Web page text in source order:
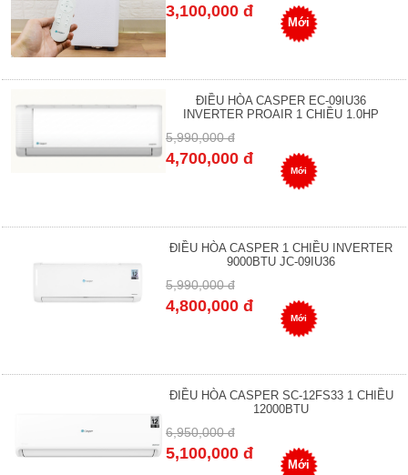
3,100,000 đ
Mới
ĐIỀU HÒA CASPER EC-09IU36
INVERTER PROAIR 1 CHIỀU 1.0HP
5,990,000 đ
4,700,000 đ
Mới
ĐIỀU HÒA CASPER 1 CHIỀU INVERTER
9000BTU JC-09IU36
5,990,000 đ
4,800,000 đ
Mới
ĐIỀU HÒA CASPER SC-12FS33 1 CHIỀU
12000BTU
6,950,000 đ
5,100,000 đ
Mới